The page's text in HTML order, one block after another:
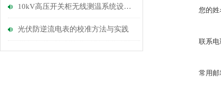
10kV高压开关柜无线测温系统设计及产品选型
光伏防逆流电表的校准方法与实践
您的姓
联系电
常用邮